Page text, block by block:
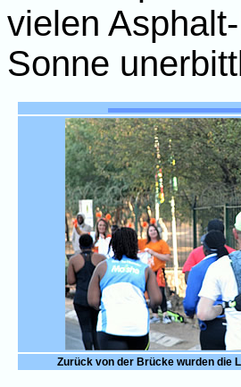
vielen
Sonne
Zurück von der Brücke wurden die